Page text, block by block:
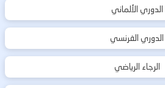
الدوري الألماني
الدوري الفرنسي
الرجاء الرياضي